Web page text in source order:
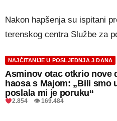
Nakon hapšenja su ispitani
terenskog centra Službe za
NAJČITANIJE U POSLJEDNJA 3 DANA
Asminov otac otkrio nove
haosa s Majom: „Bili smo
poslala mi je poruku“
2.854 👁 169.484